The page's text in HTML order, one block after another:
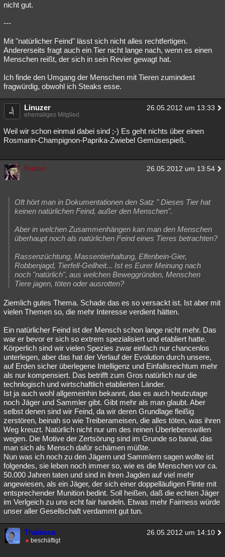
nicht gut.
---
Mit "natürlicher Feind" lässt sich nicht alles rechtfertigen.
Andererseits fragt auch ein Tier nicht lange nach, wenn es einen
Menschen reißt, der sich in sein Revier gewagt hat.
Ich finde den Umgang der Menschen mit Tieren zumindest
fragwürdig, obwohl ich Steaks esse.
Linuzer 26.05.2012 um 13:33
ehemaliges Mitglied
Weil wir schon einmal dabei sind ;-) Es geht nichts über einen
Rosmarin-Champignon-Paprika-Zwiebel Gemüsespieß.
Katori 26.05.2012 um 13:54
Oft hört man in Dokumentationen den Satz " Dieses Tier hat
keinen natürlichen Feind, außer den Menschen".
Aber in welchen Zusammenhängen kan man den Menschen
überhaupt noch als natürlichen Feind eines Tieres betrachten?
Rassenzüchtung, Massentierhaltung, Elfenbein-Gier,
Robbenjagd, Tierfell-Geilheit... Ist es Eurer Meinung nach
noch "natürlich", aus welchen Beweggründen, Menschen
Tiere jagen, töten oder ausrotten?
Ziemlich gutes Thema. Schade das es so versackt ist. Ist aber mit
vielen Themen so, die mehr Interesse verdient hätten.
Ein natürlicher Feind ist der Mensch schon lange nicht mehr. Das
war er bevor er sich so extrem spezialisiert und etabliert hatte.
Körperlich sind wir vielen Spezies zwar einfach nur chancenlos
unterlegen, aber das hat der Verlauf der Evolution durch unsere,
auf Erden sicher überlegene Intelligenz und Einfallsreichtum mehr
als nur kompensiert. Das betrifft zum Gros natürlich nur die
technlogisch und wirtschaftlich etablierten Länder.
Ist ja auch wohl allgemeinhin bekannt, das es auch heutzutage
noch Jäger und Sammler gibt. Gibt mehr als man glaubt. Aber
selbst denen sind wir Feind, da wir deren Grundlage fleißig
zerstören, beinah so wie Treiberameisen, die alles töten, was ihren
Weg kreuzt. Natürlich nicht nur um des reinen Überlebenswillen
wegen. Die Motive der Zertsörung sind im Grunde so banal, das
man sich als Mensch dafür schämen müßte.
Nun was ich noch zu den Jägern und Sammlern sagen wollte ist
folgendes, sie leben noch immer so, wie es die Menschen vor ca.
50.000 Jahren taten und sind in ihren Jagden auf viel mehr
angewiesen, als ein Jäger, der sich einer doppelläufigen Flinte mit
entsprechender Munition bedint. Soll heißen, daß die echten Jäger
im Verlgeich zu uns echt fair handeln. Etwas mehr Fairness würde
unser aller Gesellschaft verdammt gut tun.
Thalassa 26.05.2012 um 14:10
beschäftigt